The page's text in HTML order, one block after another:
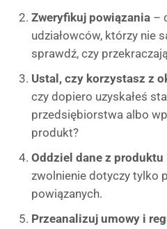
Zweryfikuj powiązania –
udziałowców, którzy nie
sprawdź, czy
Ustal, czy korzystasz z
czy dopiero uzyskałeś
przedsiębiorstwa albo
produkt?
Oddziel dane z produktu
zwolnienie dotyczy tylko
powiązanych.
Przeanalizuj umowy i